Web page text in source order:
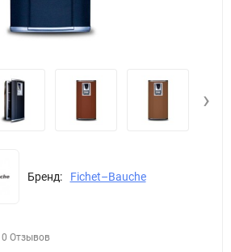
›
Бренд: Fichet–Bauche
0 Отзывов